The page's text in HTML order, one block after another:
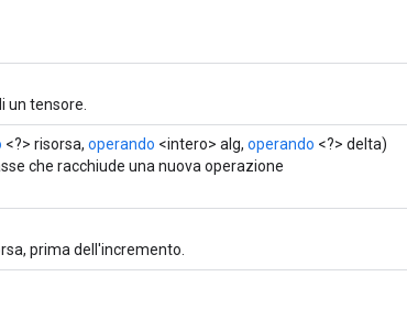
un tensore.
<?> risorsa, operando <intero> alg, operando <?> delta)
che racchiude una nuova operazione
prima dell'incremento.